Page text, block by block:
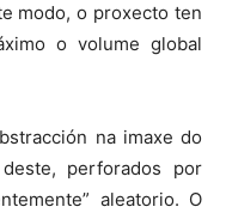
modo, o proxecto ten
o volume global
na imaxe do
perforados por
aleatorio. O